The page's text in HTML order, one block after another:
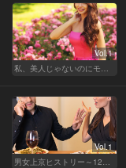
Vol.1
私、美人じゃないのにモテるんです。
Vol.1
男女上京ヒストリー～12年目の悲哀～